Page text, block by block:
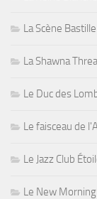
La Scène Bastille
La Shawna
Le Duc des
Le faisceau de
Le Jazz Club
Le New Morning